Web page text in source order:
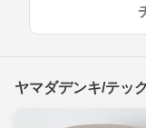
ヤマダデンキ/テッ